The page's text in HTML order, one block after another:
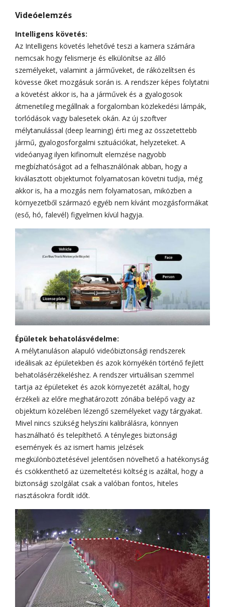
Videóelemzés
Intelligens követés:
Az Intelligens követés lehetővé teszi a kamera számára
nemcsak hogy felismerje és elkülönítse az álló
személyeket, valamint a járműveket, de ráközelítsen és
kövesse őket mozgásuk során is. A rendszer képes folytatni
a követést akkor is, ha a járművek és a gyalogosok
átmenetileg megállnak a forgalomban közlekedési lámpák,
torlódások vagy balesetek okán. Az új szoftver
mélytanulással (deep learning) érti meg az összetettebb
jármű, gyalogosforgalmi szituációkat, helyzeteket. A
videóanyag ilyen kifinomult elemzése nagyobb
megbízhatóságot ad a felhasználónak abban, hogy a
kiválasztott objektumot folyamatosan követni tudja, még
akkor is, ha a mozgás nem folyamatosan, miközben a
környezetből származó egyéb nem kívánt mozgásformákat
(eső, hó, falevél) figyelmen kívül hagyja.
Épületek behatolásvédelme:
A mélytanuláson alapuló videóbiztonsági rendszerek
ideálisak az épületekben és azok környékén történő fejlett
behatolásérzékeléshez. A rendszer virtuálisan szemmel
tartja az épületeket és azok környezetét azáltal, hogy
érzékeli az előre meghatározott zónába belépő vagy az
objektum közelében lézengő személyeket vagy tárgyakat.
Mivel nincs szükség helyszíni kalibrálásra, könnyen
használható és telepíthető. A tényleges biztonsági
események és az ismert hamis jelzések
megkülönböztetésével jelentősen növelhető a hatékonyság
és csökkenthető az üzemeltetési költség is azáltal, hogy a
biztonsági szolgálat csak a valóban fontos, hiteles
riasztásokra fordít időt.